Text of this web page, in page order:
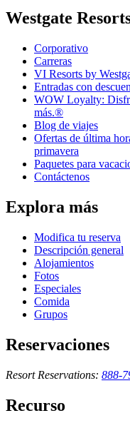
Westgate
Corporativo
Carreras
VI Resorts by
Entradas con
WOW Loyalty:
más.®
Blog de viajes
Ofertas de última
primavera
Paquetes para
Contáctenos
Explora más
Modifica tu reserva
Descripción general
Alojamientos
Fotos
Especiales
Comida
Grupos
Reservaciones
Resort Reservations: 888-
Recurso